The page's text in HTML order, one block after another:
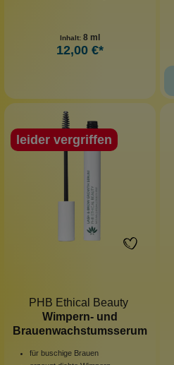
Inhalt: 8 ml
12,00 €*
leider vergriffen
PHB Ethical Beauty
Wimpern- und
Brauenwachstumsserum
für buschige Brauen